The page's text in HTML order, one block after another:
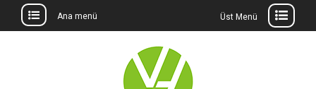
Ana menü Üst Menü